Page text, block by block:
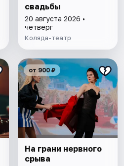
свадьбы
20 августа 2026 •
четверг
Коляда-театр
от 900 ₽
На грани нервного
срыва